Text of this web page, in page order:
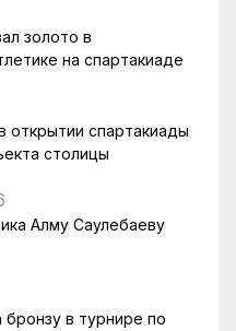
золото в
на спартакиаде
открытии спартакиады
столицы
Алму Саулебаеву
бронзу в турнире по